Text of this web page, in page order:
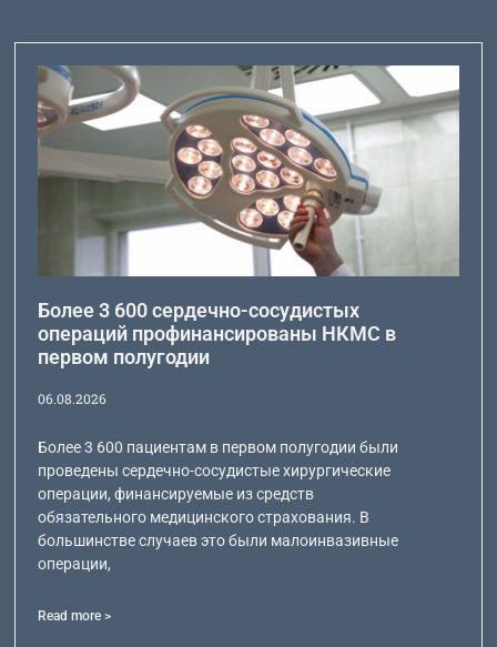
Более 3 600 сердечно-сосудистых
операций профинансированы НКМС в
первом полугодии
06.08.2026
Более 3 600 пациентам в первом полугодии были
проведены сердечно-сосудистые хирургические
операции, финансируемые из средств
обязательного медицинского страхования. В
большинстве случаев это были малоинвазивные
операции,
Read more >